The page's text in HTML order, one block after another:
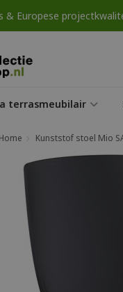
& Europese
terrasmeubilair
Home Kunststof stoel Mio